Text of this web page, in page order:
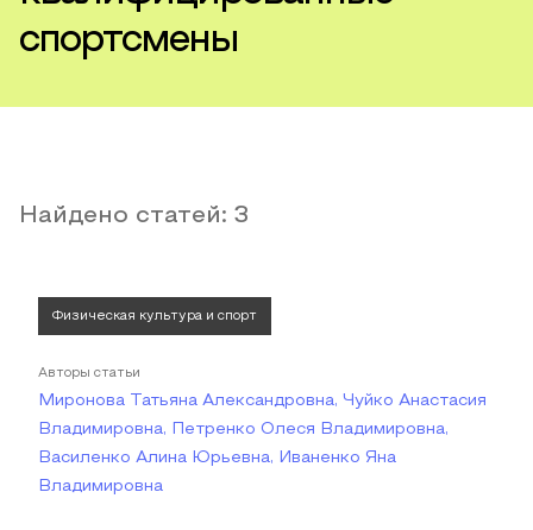
спортсмены
Найдено статей: 3
Физическая культура и спорт
Авторы статьи
Миронова Татьяна Александровна, Чуйко Анастасия
Владимировна, Петренко Олеся Владимировна,
Василенко Алина Юрьевна, Иваненко Яна
Владимировна